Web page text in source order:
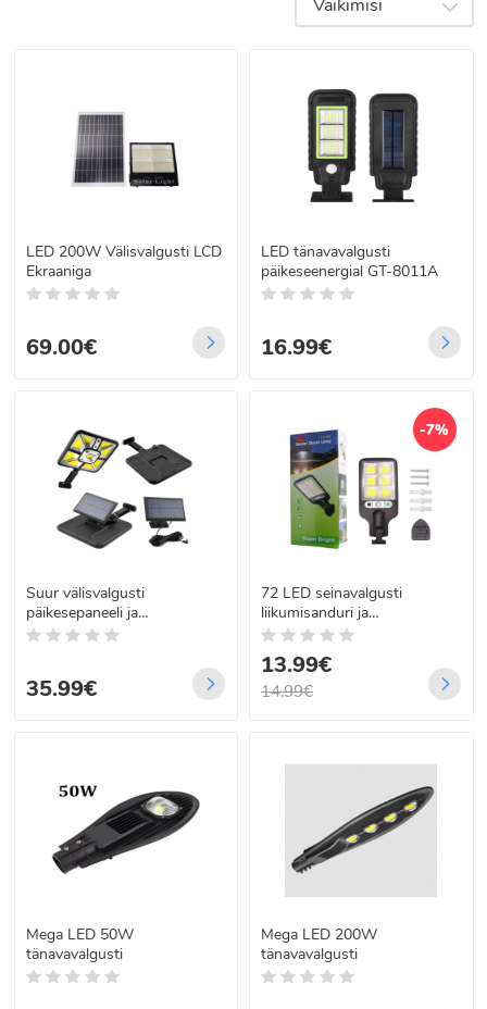
energiasäästlikud
paigaldatavad
Vaikimisi
LED 200W Välisvalgusti LCD
Ekraaniga
69.00€
LED tänavavalgusti
päikeseenergial GT-8011A
16.99€
Suur välisvalgusti
päikesepaneeli ja
liikumisanduriga YT-226
35.99€
-7%
72 LED seinavalgusti
liikumisanduri ja
päikesepatareiga
13.99€
14.99€
Mega LED 50W
tänavavalgusti
Mega LED 200W
tänavavalgusti